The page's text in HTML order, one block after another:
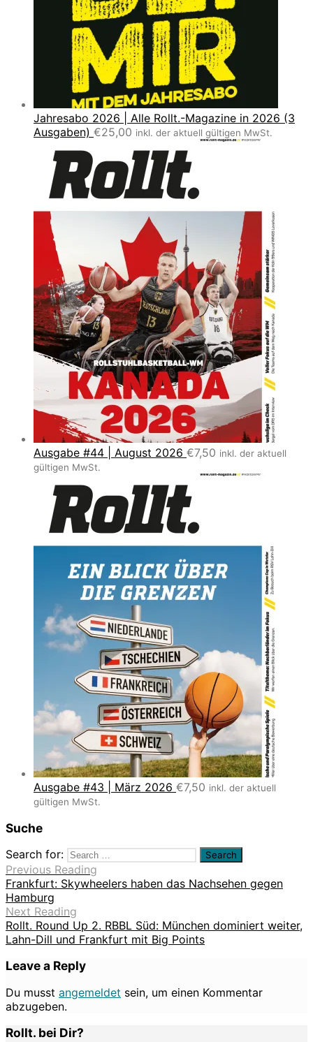
Jahresabo 2026 | Alle Rollt.-Magazine in 2026 (3
Ausgaben) €25,00 inkl. der aktuell gültigen MwSt.
Ausgabe #44 | August 2026 €7,50 inkl. der aktuell
gültigen MwSt.
Ausgabe #43 | März 2026 €7,50 inkl. der aktuell
gültigen MwSt.
Suche
Search for:
Previous Reading
Frankfurt: Skywheelers haben das Nachsehen gegen
Hamburg
Next Reading
Rollt. Round Up 2. RBBL Süd: München dominiert weiter,
Lahn-Dill und Frankfurt mit Big Points
Leave a Reply
Du musst angemeldet sein, um einen Kommentar
abzugeben.
Rollt. bei Dir?